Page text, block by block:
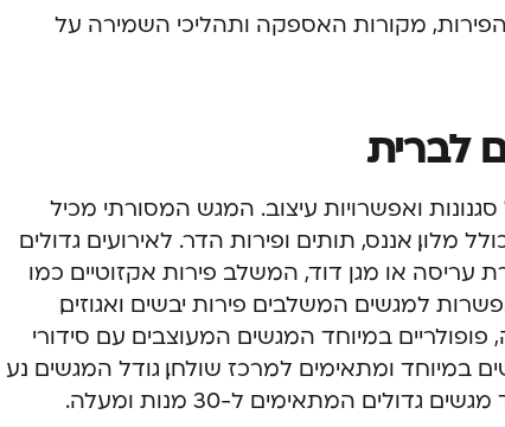
מקורות האספקה ותהליכי השמירה על
לברית
ואפשרויות עיצוב. המגש המסורתי מכיל
מלון, אננס, תותים ופירות הדר. לאירועים גדולים
עריסה או מגן דוד, המשלב פירות אקזוטיים כמו
למגשים המשלבים פירות יבשים ואגוזים,
במיוחד המגשים המעוצבים עם סידורי
במיוחד ומתאימים למרכז שולחן. גודל המגשים נע